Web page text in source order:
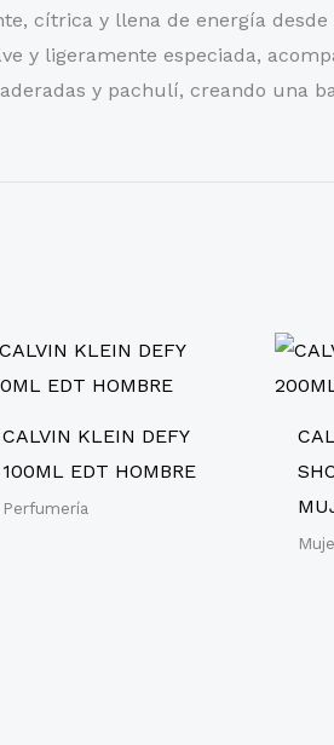
cítrica y llena de energía
y ligeramente especiada,
y pachulí, creando una
CALVIN KLEIN DEFY
100ML EDT HOMBRE
Perfumería